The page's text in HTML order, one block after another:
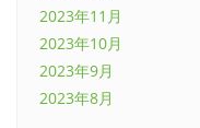
2023年11月
2023年10月
2023年9月
2023年8月